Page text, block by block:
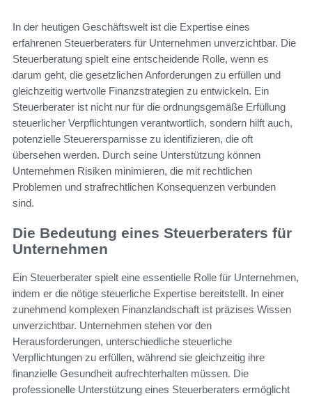
In der heutigen Geschäftswelt ist die Expertise eines
erfahrenen Steuerberaters für Unternehmen unverzichtbar. Die
Steuerberatung spielt eine entscheidende Rolle, wenn es
darum geht, die gesetzlichen Anforderungen zu erfüllen und
gleichzeitig wertvolle Finanzstrategien zu entwickeln. Ein
Steuerberater ist nicht nur für die ordnungsgemäße Erfüllung
steuerlicher Verpflichtungen verantwortlich, sondern hilft auch,
potenzielle Steuerersparnisse zu identifizieren, die oft
übersehen werden. Durch seine Unterstützung können
Unternehmen Risiken minimieren, die mit rechtlichen
Problemen und strafrechtlichen Konsequenzen verbunden
sind.
Die Bedeutung eines Steuerberaters für
Unternehmen
Ein Steuerberater spielt eine essentielle Rolle für Unternehmen,
indem er die nötige steuerliche Expertise bereitstellt. In einer
zunehmend komplexen Finanzlandschaft ist präzises Wissen
unverzichtbar. Unternehmen stehen vor den
Herausforderungen, unterschiedliche steuerliche
Verpflichtungen zu erfüllen, während sie gleichzeitig ihre
finanzielle Gesundheit aufrechterhalten müssen. Die
professionelle Unterstützung eines Steuerberaters ermöglicht